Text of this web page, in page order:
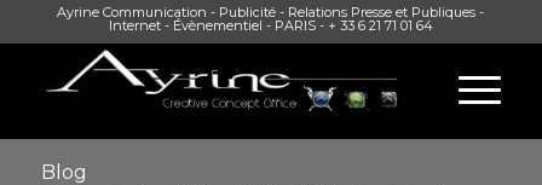
Ayrine Communication - Publicité - Relations Presse et Publiques -
Internet - Évènementiel - PARIS - + 33 6 21 71 01 64
Blog